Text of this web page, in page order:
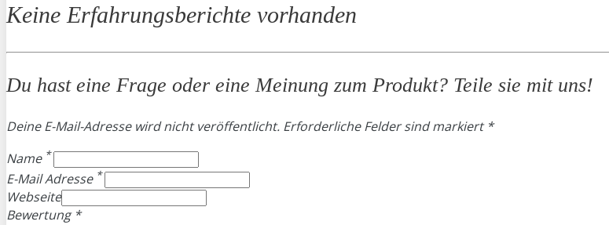
Keine Erfahrungsberichte vorhanden
Du hast eine Frage oder eine Meinung zum Produkt? Teile sie mit uns!
Deine E-Mail-Adresse wird nicht veröffentlicht. Erforderliche Felder sind markiert *
Name *
E-Mail Adresse *
Webseite
Bewertung *